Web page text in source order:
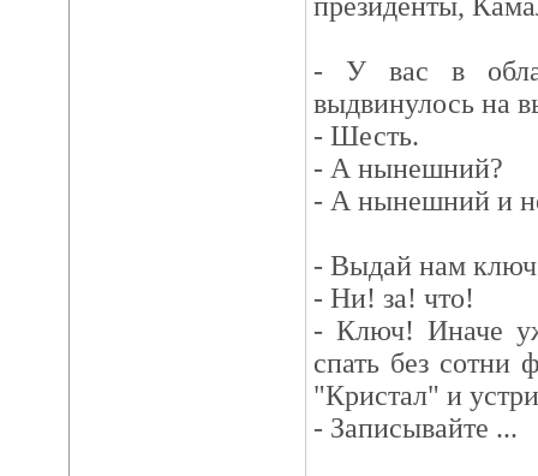
- У вас в
выдвинулось на
- Шесть.
- А нынешний?
- А нынешний и
- Выдай нам
- Ни! за! что!
- Ключ! Иначе
спать без сотни
"Кристал" и
- Записывайте ...